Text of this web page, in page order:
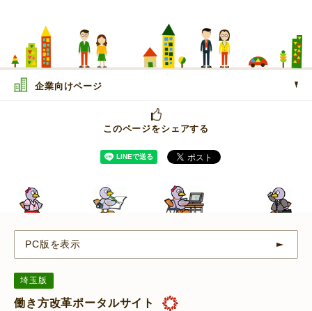
企業向けページ
このページをシェアする
PC版を表示
埼玉版
働き方改革ポータルサイト